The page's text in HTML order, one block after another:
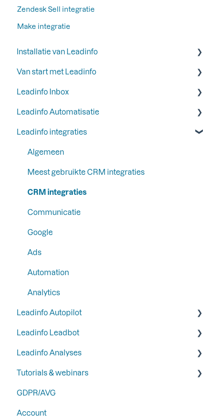
Zendesk Sell integratie
Make integratie
Installatie van Leadinfo
Start je proefperiode bij Leadinfo
Voeg Leadinfo toe aan je privacyverklaring
Leadinfo trackingcode
Manieren om Leadinfo te installeren
Van start met Leadinfo
Stap 1: Voeg jouw collega's toe
Stap 2: Organiseer je inbox
Stap 3: Verberg bedrijven in je inbox
Stap 4: Ontvang e-mail rapportages van
Leadinfo Inbox
Labels
Inbox
Bedrijfsinformatie
Leadinfo Automatisatie
Triggers
Rapportages
Liquid Content
Persona
SFTP
Leadinfo integraties
Algemeen
Meest gebruikte CRM integraties
CRM integraties
Communicatie
Google
Ads
Automation
Analytics
Leadinfo Autopilot
Algemeen
Campagnes
Contacten
LinkedIn & Email Account informatie
Leadinfo Leadbot
Leadbot bouwen
Leadbot bewerken
Leadbot integraties
Leadbot Analyseren
Leadinfo Analyses
Dashboard
Export
Tutorials & webinars
Webinars
Best practices door Gold Partners
GDPR/AVG
Account